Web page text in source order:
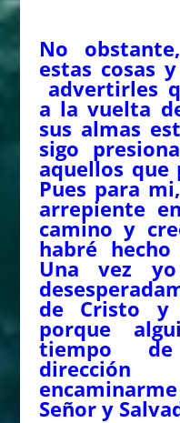
No
estas cosas
advertirles
a la vuelta
sus almas
sigo
aquellos que
Pues para
arrepiente
camino y
habré
Una vez
de Cristo y
porque
tiempo
Señor y